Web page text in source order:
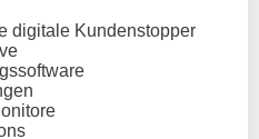
digitale Kundenstopper